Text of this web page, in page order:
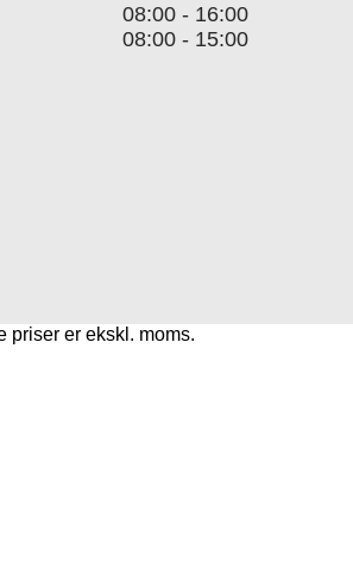
08:00 - 16:00
08:00 - 15:00
priser er ekskl. moms.